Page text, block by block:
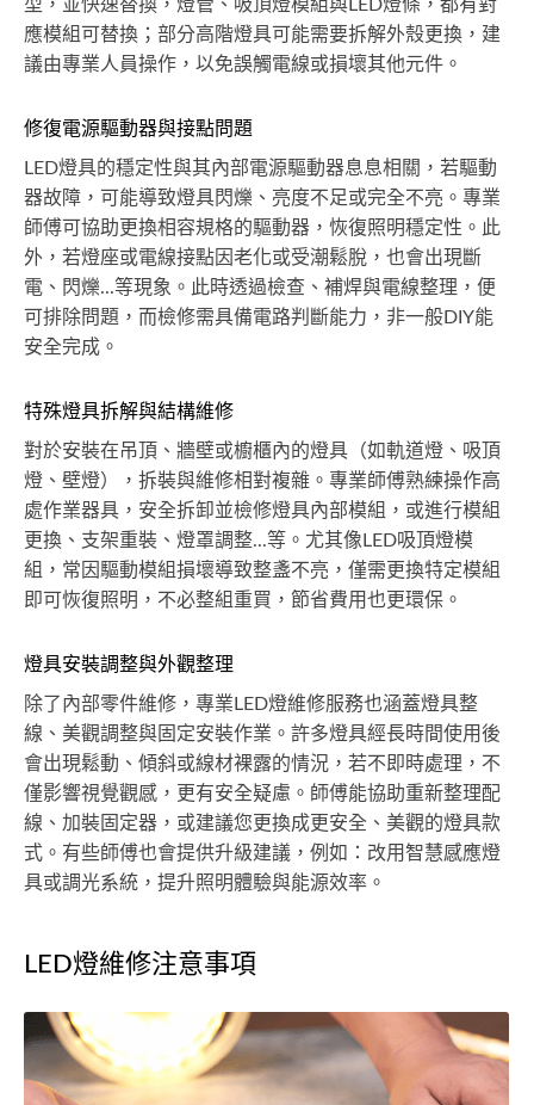
型，並快速替換，燈管、吸頂燈模組與LED燈條，都有對
應模組可替換；部分高階燈具可能需要拆解外殼更換，建
議由專業人員操作，以免誤觸電線或損壞其他元件。
修復電源驅動器與接點問題
LED燈具的穩定性與其內部電源驅動器息息相關，若驅動
器故障，可能導致燈具閃爍、亮度不足或完全不亮。專業
師傅可協助更換相容規格的驅動器，恢復照明穩定性。此
外，若燈座或電線接點因老化或受潮鬆脫，也會出現斷
電、閃爍...等現象。此時透過檢查、補焊與電線整理，便
可排除問題，而檢修需具備電路判斷能力，非一般DIY能
安全完成。
特殊燈具拆解與結構維修
對於安裝在吊頂、牆壁或櫥櫃內的燈具（如軌道燈、吸頂
燈、壁燈），拆裝與維修相對複雜。專業師傅熟練操作高
處作業器具，安全拆卸並檢修燈具內部模組，或進行模組
更換、支架重裝、燈罩調整...等。尤其像LED吸頂燈模
組，常因驅動模組損壞導致整盞不亮，僅需更換特定模組
即可恢復照明，不必整組重買，節省費用也更環保。
燈具安裝調整與外觀整理
除了內部零件維修，專業LED燈維修服務也涵蓋燈具整
線、美觀調整與固定安裝作業。許多燈具經長時間使用後
會出現鬆動、傾斜或線材裸露的情況，若不即時處理，不
僅影響視覺觀感，更有安全疑慮。師傅能協助重新整理配
線、加裝固定器，或建議您更換成更安全、美觀的燈具款
式。有些師傅也會提供升級建議，例如：改用智慧感應燈
具或調光系統，提升照明體驗與能源效率。
LED燈維修注意事項